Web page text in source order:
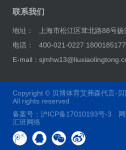
联系我们
地址：
上海市松江区茸北路88号
电话：
400-021-0227
E-mail：
Copyright © 贝博体育艾弗森代言-
All rights reserved
备案号： 沪ICP备17010193号-3
汇班网络